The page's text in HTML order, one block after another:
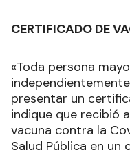
CERTIFICADO DE
«Toda persona
presentar un
indique que recibió
vacuna contra la
Salud Pública en un